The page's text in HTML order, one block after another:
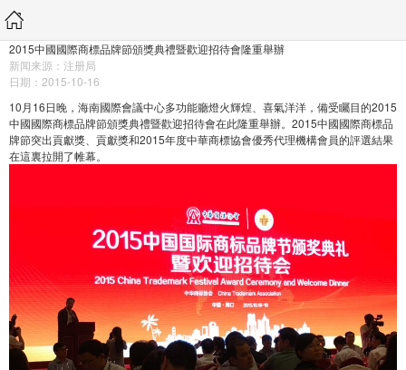
2015中國國際商標品牌節頒獎典禮暨歡迎招待會隆重舉辦
新闻来源：注册局
日期：2015-10-16
10月16日晚，海南國際會議中心多功能廳燈火輝煌、喜氣洋洋，備受矚目的2015
中國國際商標品牌節頒獎典禮暨歡迎招待會在此隆重舉辦。2015中國國際商標品
牌節突出貢獻獎、貢獻獎和2015年度中華商標協會優秀代理機構會員的評選結果
在這裏拉開了帷幕。